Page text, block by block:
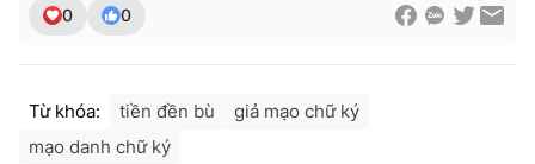
0 0
Từ khóa: tiền đền bù
giả mạo chữ ký
mạo danh chữ ký